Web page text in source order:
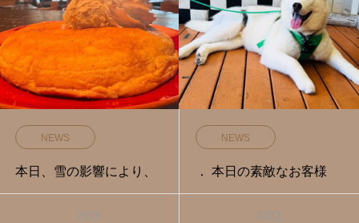
NEWS
本日、雪の影響により、
NEWS
． 本日の素敵なお客様
2025 2022